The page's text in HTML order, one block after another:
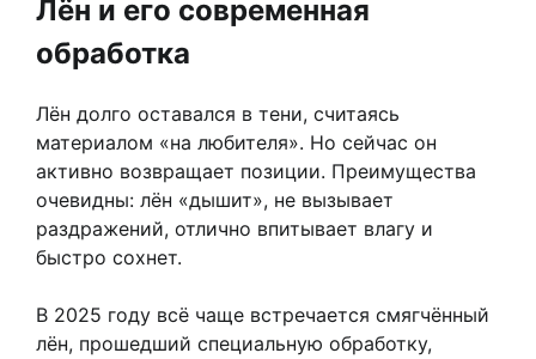
Лён и его современная
обработка
Лён долго оставался в тени, считаясь
материалом «на любителя». Но сейчас он
активно возвращает позиции. Преимущества
очевидны: лён «дышит», не вызывает
раздражений, отлично впитывает влагу и
быстро сохнет.
В 2025 году всё чаще встречается смягчённый
лён, прошедший специальную обработку,